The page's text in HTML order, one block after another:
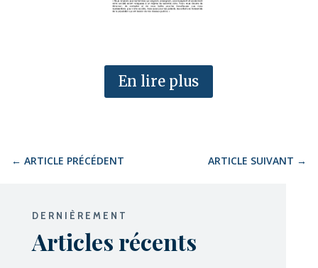
En lire plus
← ARTICLE PRÉCÉDENT ARTICLE SUIVANT →
DERNIÈREMENT
Articles récents